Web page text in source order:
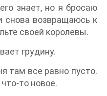
знает, но я бросаю
снова возвращаюсь к
своей королевы.
грудину.
там все равно пусто.
то новое.